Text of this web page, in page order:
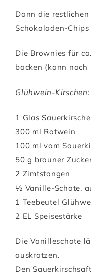
Dann die
Schokoladen-
Die Brownies für
backen (kann nach
Glühwein-Kirschen:
1 Glas
300 ml Rotwein
100 ml vom
50 g brauner
2 Zimtstangen
½ Vanille-Schote,
1 Teebeutel
2 EL Speisestärke
Die Vanilleschote
auskratzen.
Den